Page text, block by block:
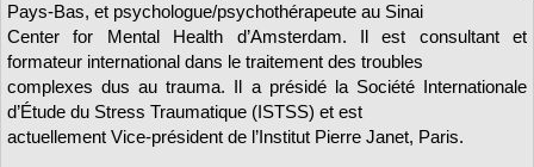
Pays-Bas, et psychologue/psychothérapeute au Sinai
Center for Mental Health d’Amsterdam. Il est consultant et
formateur international dans le traitement des troubles
complexes dus au trauma. Il a présidé la Société Internationale
d’Étude du Stress Traumatique (ISTSS) et est
actuellement Vice-président de l’Institut Pierre Janet, Paris.